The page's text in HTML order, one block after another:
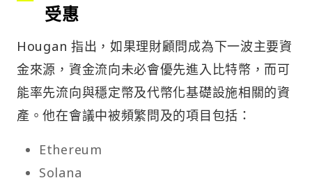
受惠
Hougan 指出，如果理財顧問成為下一波主要資
金來源，資金流向未必會優先進入比特幣，而可
能率先流向與穩定幣及代幣化基礎設施相關的資
產。他在會議中被頻繁問及的項目包括：
Ethereum
Solana